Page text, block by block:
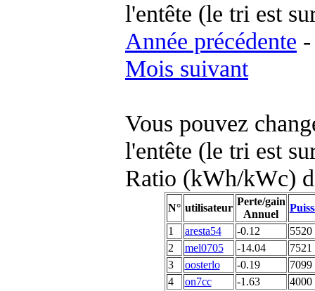
l'entête (le tri est
Année précédente -
Mois suivant
Vous pouvez
l'entête (le tri est
Ratio (kWh/kWc)
N° utilisateur
Perte/gain
Annuel
1
aresta54 -0.12
5520
2
mel0705 -14.04
7521
3
oosterlo -0.19
7099
4
on7cc -1.63
4000